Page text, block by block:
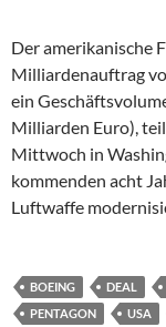
Der amerikanische
Milliardenauftrag
ein
Milliarden Euro),
Mittwoch in
kommenden acht
Luftwaffe
BOEING DEAL
PENTAGON
USA